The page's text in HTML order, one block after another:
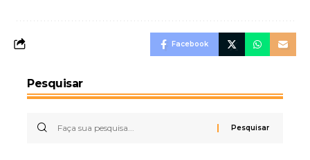
Facebook
Pesquisar